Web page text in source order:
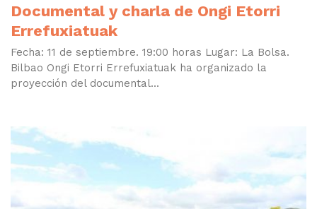
Documental y charla de Ongi Etorri
Errefuxiatuak
Fecha: 11 de septiembre. 19:00 horas Lugar: La Bolsa.
Bilbao Ongi Etorri Errefuxiatuak ha organizado la
proyección del documental...